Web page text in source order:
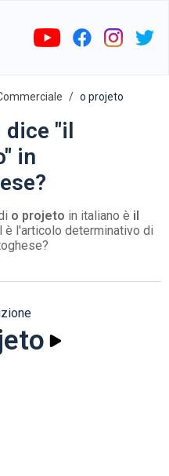
o projeto
dice "il
in
o projeto in italiano è il
è l'articolo determinativo di